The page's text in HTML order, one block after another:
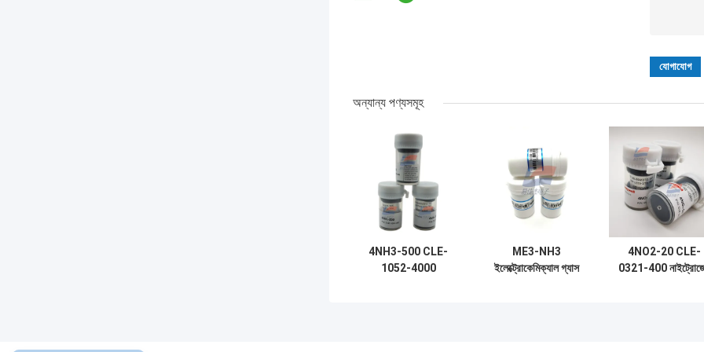
অন্যান্য পণ্যসমূহ
4NH3-500 CLE-
1052-4000
ME3-NH3
ইলেক্ট্রোকেমিক্যাল গ্যাস
4NO2-20 CLE-
0321-400